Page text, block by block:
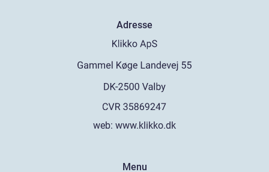
Adresse
web: www.klikko.dk
Menu